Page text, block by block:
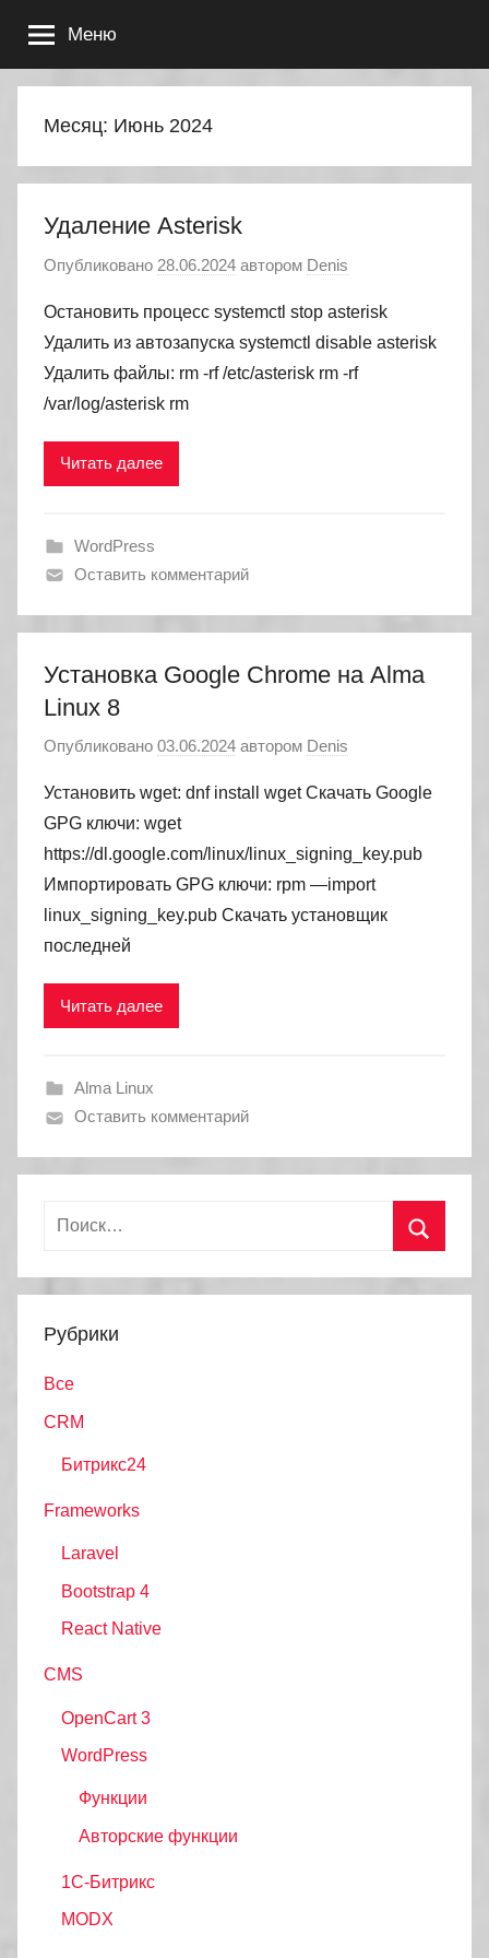
содержимому
Меню
Месяц: Июнь 2024
Удаление Asterisk
Опубликовано 28.06.2024 автором Denis
Остановить процесс systemctl stop asterisk
Удалить из автозапуска systemctl disable asterisk
Удалить файлы: rm -rf /etc/asterisk rm -rf
/var/log/asterisk rm
Читать далее
WordPress
Оставить комментарий
Установка Google Chrome на Alma
Linux 8
Опубликовано 03.06.2024 автором Denis
Установить wget: dnf install wget Скачать Google
GPG ключи: wget
https://dl.google.com/linux/linux_signing_key.pub
Импортировать GPG ключи: rpm —import
linux_signing_key.pub Скачать установщик
последней
Читать далее
Alma Linux
Оставить комментарий
Найти:
Рубрики
Все
CRM
Битрикс24
Frameworks
Laravel
Bootstrap 4
React Native
CMS
OpenCart 3
WordPress
Функции
Авторские функции
1С-Битрикс
MODX